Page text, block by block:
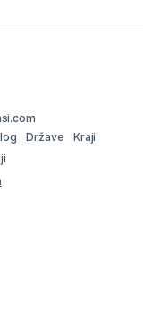
Države
Kraji